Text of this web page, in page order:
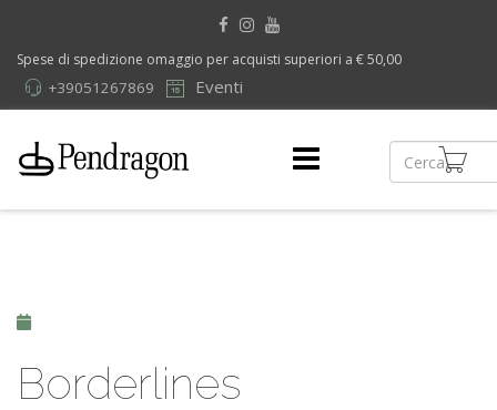
Spese di spedizione omaggio per acquisti superiori a € 50,00
Eventi
+39051267869
Borderlines